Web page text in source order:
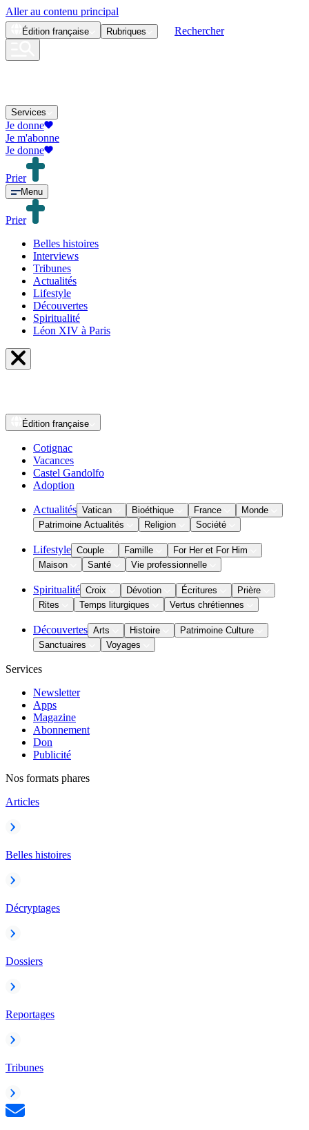
Aller au contenu principal
Édition française Rubriques Rechercher
Services
Je donne
Je m'abonne
Je donne
Prier
Menu
Prier
Belles histoires
Interviews
Tribunes
Actualités
Lifestyle
Découvertes
Spiritualité
Léon XIV à Paris
Édition française
Cotignac
Vacances
Castel Gandolfo
Adoption
Actualités Vatican Bioéthique France
Monde
Patrimoine Actualités
Religion Société
Lifestyle Couple Famille
For Her et For Him
Maison
Santé Vie professionnelle
Spiritualité Croix Dévotion Écritures
Prière
Rites
Temps liturgiques Vertus chrétiennes
Découvertes Arts Histoire
Patrimoine Culture
Sanctuaires
Voyages
Services
Newsletter
Apps
Magazine
Abonnement
Don
Publicité
Nos formats phares
Articles
Belles histoires
Décryptages
Dossiers
Reportages
Tribunes